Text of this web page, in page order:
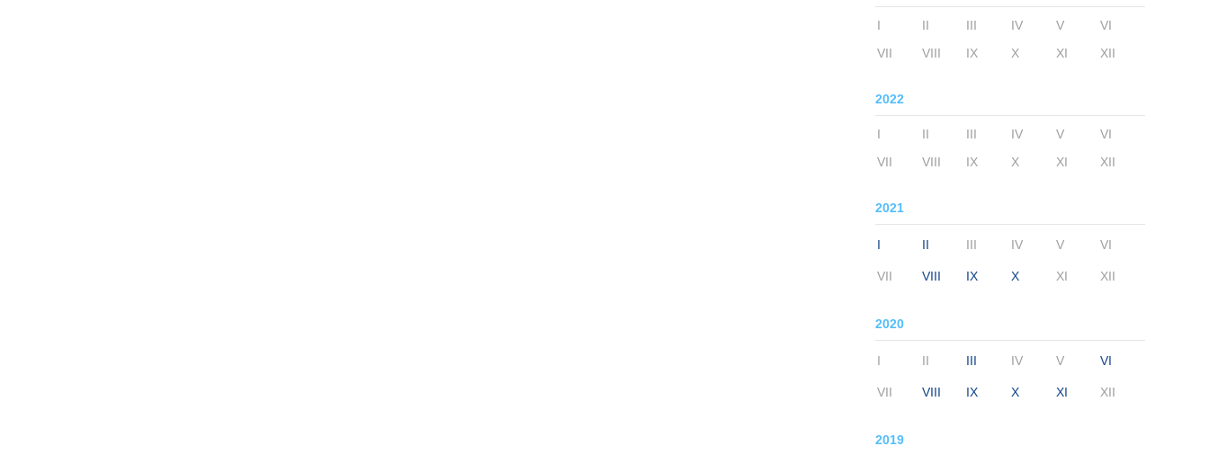
I II III IV V
VI
VII
VIII IX X XI XII
2022
I II III IV V
VI
VII
VIII IX X XI XII
2021
I II III IV V VI
VII VIII IX X XI XII
2020
I II III IV V VI
VII VIII IX X XI XII
2019